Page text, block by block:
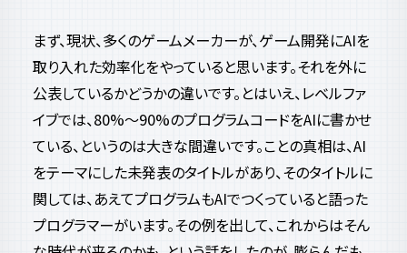
まず、現状、多くのゲームメーカーが、ゲーム開発にAIを
取り入れた効率化をやっていると思います。それを外に
公表しているかどうかの違いです。とはいえ、レベルファ
イブでは、80%～90%のプログラムコードをAIに書かせ
ている、というのは大きな間違いです。ことの真相は、AI
をテーマにした未発表のタイトルがあり、そのタイトルに
関しては、あえてプログラムもAIでつくっていると語った
プログラマーがいます。その例を出して、これからはそん